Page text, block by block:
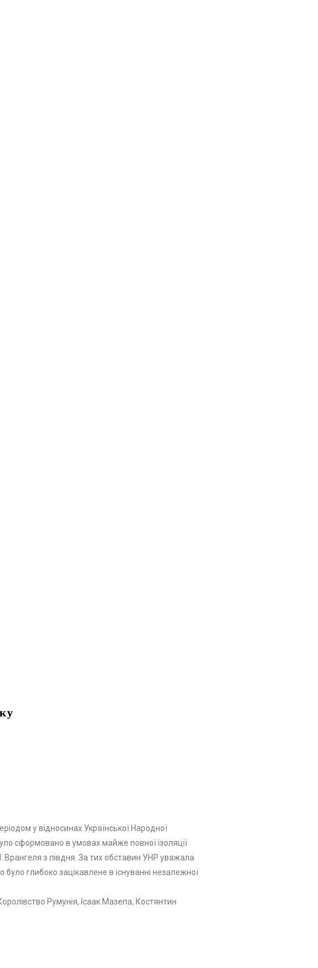
у відносинах Української Народної
сформовано в умовах майже повної ізоляції
Врангеля з півдня. За тих обставин УНР уважала
глибоко зацікавлене в існуванні незалежної
Румунія, Ісаак Мазепа, Костянтин